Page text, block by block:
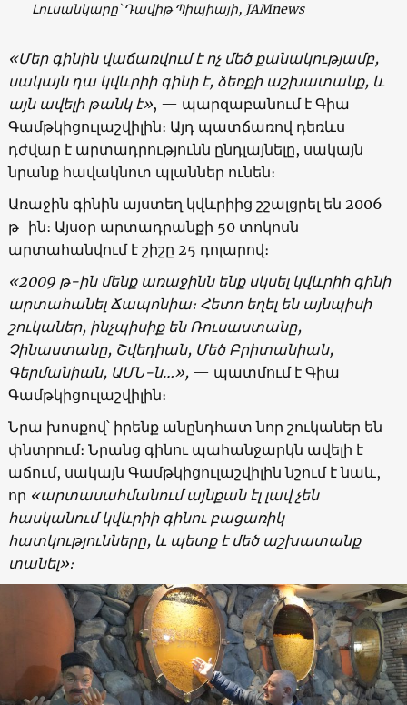
Լուսանկարը՝ Դավիթ Պիպիայի, JAMnews
«Մեր գինին վաճառվում է ոչ մեծ քանակությամբ,
սակայն դա կվևրիի գինի է, ձեռքի աշխատանք, և
այն ավելի թանկ է», — պարզաբանում է Գիա
Գամթկիցուլաշվիլին։ Այդ պատճառով դեռևս
դժվար է արտադրությունն ընդլայնելը, սակայն
նրանք հավակնոտ պլաններ ունեն։
Առաջին գինին այստեղ կվևրիից շշալցրել են 2006
թ-ին։ Այսօր արտադրանքի 50 տոկոսն
արտահանվում է շիշը 25 դոլարով։
«2009թ-ին մենք առաջինն ենք սկսել կվևրիի գինի
արտահանել Ճապոնիա։ Հետո եղել են այնպիսի
շուկաներ, ինչպիսիք են Ռուսաստանը,
Չինաստանը, Շվեդիան, Մեծ Բրիտանիան,
Գերմանիան, ԱՄՆ-ն…»,— պատմում է Գիա
Գամթկիցուլաշվիլին։
Նրա խոսքով՝ իրենք անընդհատ նոր շուկաներ են
փնտրում։ Նրանց գինու պահանջարկն ավելի է
աճում, սակայն Գամթկիցուլաշվիլին նշում է նաև,
որ «արտասահմանում այնքան էլ լավ չեն
հասկանում կվևրիի գինու բացառիկ
հատկությունները, և պետք է մեծ աշխատանք
տանել»։